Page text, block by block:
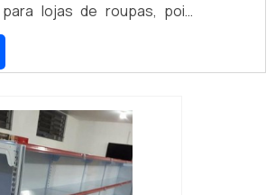
lojas de roupas, pois
um ambiente seguro e
experimentar as peças.
cortina é fácil de
agradável.